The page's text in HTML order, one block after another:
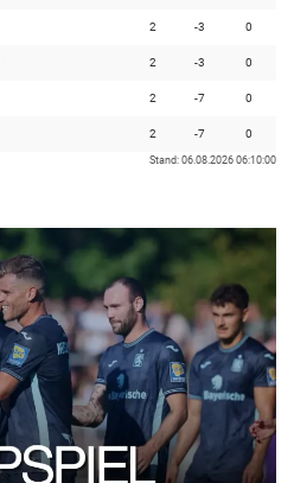
2 -3 0
2 -3 0
2 -7 0
2 -7 0
Stand: 06.08.2026 06:10:00